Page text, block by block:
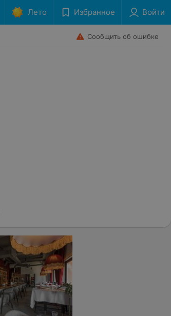
Лето Избранное Войти
Сообщить об ошибке